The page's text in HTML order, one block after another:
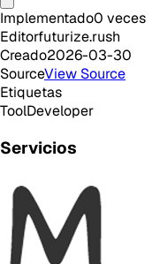
Implementado0 veces
Editorfuturize.rush
Creado2026-03-30
SourceView Source
Etiquetas
ToolDeveloper
Servicios